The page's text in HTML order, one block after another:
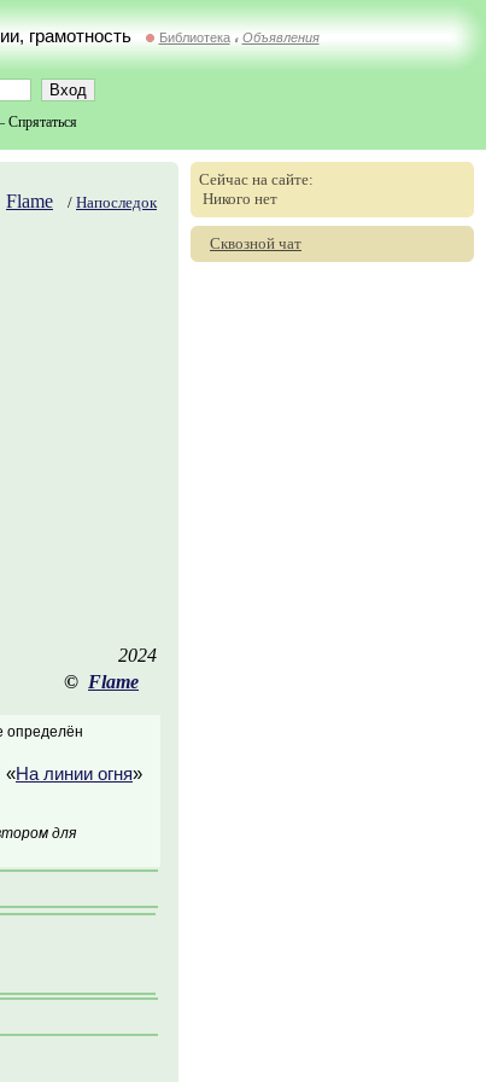
грамотность Библиотека // Объявления
Flame / Напоследок
2024
© Flame
определён
«На линии огня»
для
Сейчас на сайте:
Никого нет
Сквозной чат